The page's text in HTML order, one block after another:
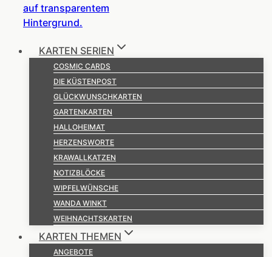
KARTEN SERIEN
COSMIC CARDS
DIE KÜSTENPOST
GLÜCKWUNSCHKARTEN
GARTENKARTEN
HALLOHEIMAT
HERZENSWORTE
KRAWALLKATZEN
NOTIZBLÖCKE
WIPFELWÜNSCHE
WANDA WINKT
WEIHNACHTSKARTEN
KARTEN THEMEN
ANGEBOTE